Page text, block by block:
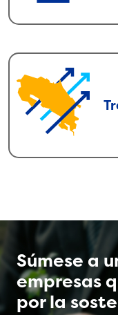
Súmese a
empresas
por la